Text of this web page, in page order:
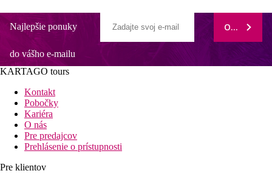
Najlepšie ponuky
do vášho e-mailu
ODOBERAŤ
KARTAGO tours
Kontakt
Pobočky
Kariéra
O nás
Pre predajcov
Prehlásenie o prístupnosti
Pre klientov